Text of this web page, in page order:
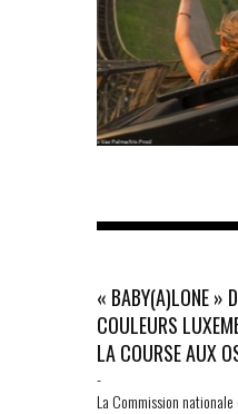
« BABY(A)LONE »
COULEURS
LA COURSE AUX
-
La Commission